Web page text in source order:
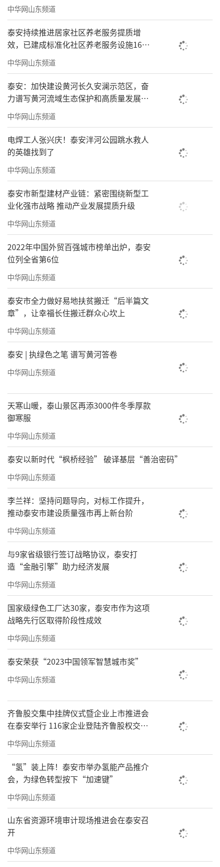
中华网山东频道
泰安持续推进居家社区养老服务提质增
效，已建成标准化社区养老服务设施166
处
中华网山东频道
泰安：加快建设黄河长久安澜示范区，奋
力谱写黄河流域生态保护和高质量发展新
篇章
中华网山东频道
电焊工人张兴庆！泰安泮河公园跳水救人
的英雄找到了
中华网山东频道
泰安市新型建材产业链：紧密围绕新型工
业化强市战略 推动产业发展提质升级
中华网山东频道
2022年中国外贸百强城市榜单出炉，泰安
位列全省第6位
中华网山东频道
泰安市全力做好易地扶贫搬迁“后半篇文
章”，让幸福长住搬迁群众心坎上
中华网山东频道
泰安 | 执绿色之笔 谱写黄河答卷
中华网山东频道
天寒山暖，泰山景区再添3000件冬季厚款
御寒服
中华网山东频道
泰安以新时代“枫桥经验” 破译基层“善治密码”
中华网山东频道
李兰祥：坚持问题导向，对标工作提升，
推动泰安市建设质量强市再上新台阶
中华网山东频道
与9家省级银行签订战略协议，泰安打
造“金融引擎”助力经济发展
中华网山东频道
国家级绿色工厂达30家，泰安市作为这项
战略先行区取得阶段性成效
中华网山东频道
泰安荣获“2023中国领军智慧城市奖”
中华网山东频道
齐鲁股交集中挂牌仪式暨企业上市推进会
在泰安举行 116家企业登陆齐鲁股权交易
中心
中华网山东频道
“氢”装上阵！泰安市举办氢能产品推介
会，为绿色转型按下“加速键”
中华网山东频道
山东省资源环境审计现场推进会在泰安召
开
中华网山东频道